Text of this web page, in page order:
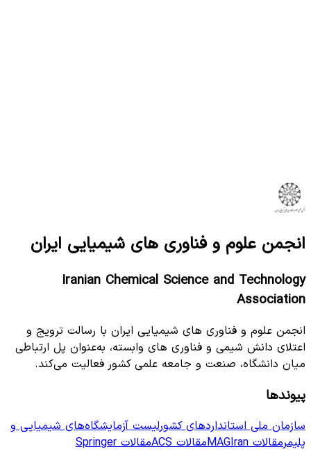
انجمن علوم و فناوری های شیمیایی ایران
Iranian Chemical Science and Technology
Association
انجمن علوم و فناوری های شیمیایی ایران با رسالت ترویج و
اعتلای دانش شیمی و فناوری های وابسته، به‌عنوان پل ارتباطی
میان دانشگاه، صنعت و جامعه علمی کشور فعالیت می‌کند.
پیوندها
سازمان ملی استانداردهای کشورلیست آزمایشگاه‌های شیمیایی و
پلیمرمقالات MAGIran مقالات ACS مقالات Springer